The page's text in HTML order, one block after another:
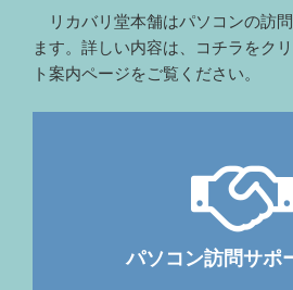
リカバリ堂本舗はパソコンの訪
ます。詳しい内容は、コチラをク
ト案内ページをご覧ください。
パソコン訪問サポ